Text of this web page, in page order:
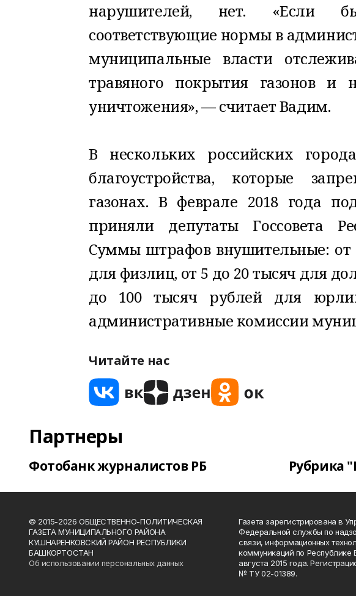
нарушителей, нет. «Если
соответствующие нормы в
муниципальные власти
травяного покрытия газонов
уничтожения», — считает Вадим.
В нескольких российских
благоустройства, которые
газонах. В феврале 2018 года
приняли депутаты Госсовета
Суммы штрафов внушительные: от
для физлиц, от 5 до 20 тысяч для
до 100 тысяч рублей для
административные комиссии
Читайте нас
Партнеры
Фотобанк журналистов РБ Рубрика
© 2015-2026 ОБЩЕСТВЕННО-ПОЛИТИЧЕСКАЯ
ГАЗЕТА МУНИЦИПАЛЬНОГО РАЙОНА
КУШНАРЕНКОВСКИЙ РАЙОН РЕСПУБЛИКИ
БАШКОРТОСТАН
Об использовании персональных данных
Газета зарегистрирована в
Федеральной службы по
связи, информационных
коммуникаций по Республике
августа 2015 года.
№ ТУ 02-01389.